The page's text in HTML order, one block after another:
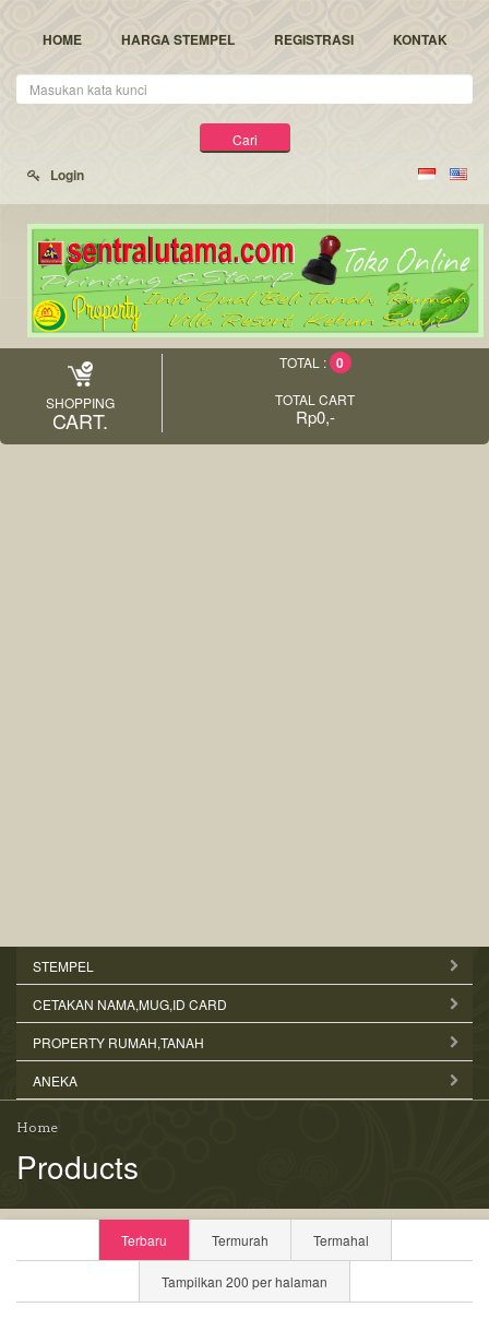
HOME HARGA STEMPEL REGISTRASI KONTAK
Kunci
Cari
Login
SHOPPING
CART.
TOTAL : 0
TOTAL CART
Rp0,-
STEMPEL
CETAKAN NAMA,MUG,ID CARD
PROPERTY RUMAH,TANAH
ANEKA
Home
Products
Terbaru Termurah Termahal
Tampilkan 200 per halaman